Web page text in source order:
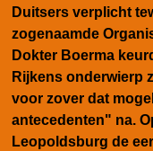
Duitsers verplicht
zogenaamde
Dokter Boerma
Rijkens onderwierp
voor zover dat
antecedenten" na.
Leopoldsburg de